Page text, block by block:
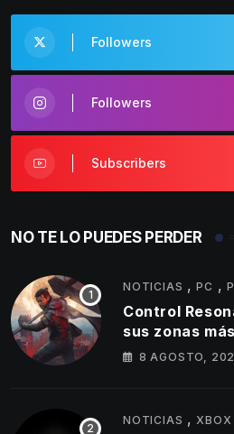
Followers
Followers
Subscribers
NO TE LO PUEDES PERDER
NOTICIAS ,PC ,
Control
sus zonas
revela nuevos
8 AGOSTO,
NOTICIAS , XBOX